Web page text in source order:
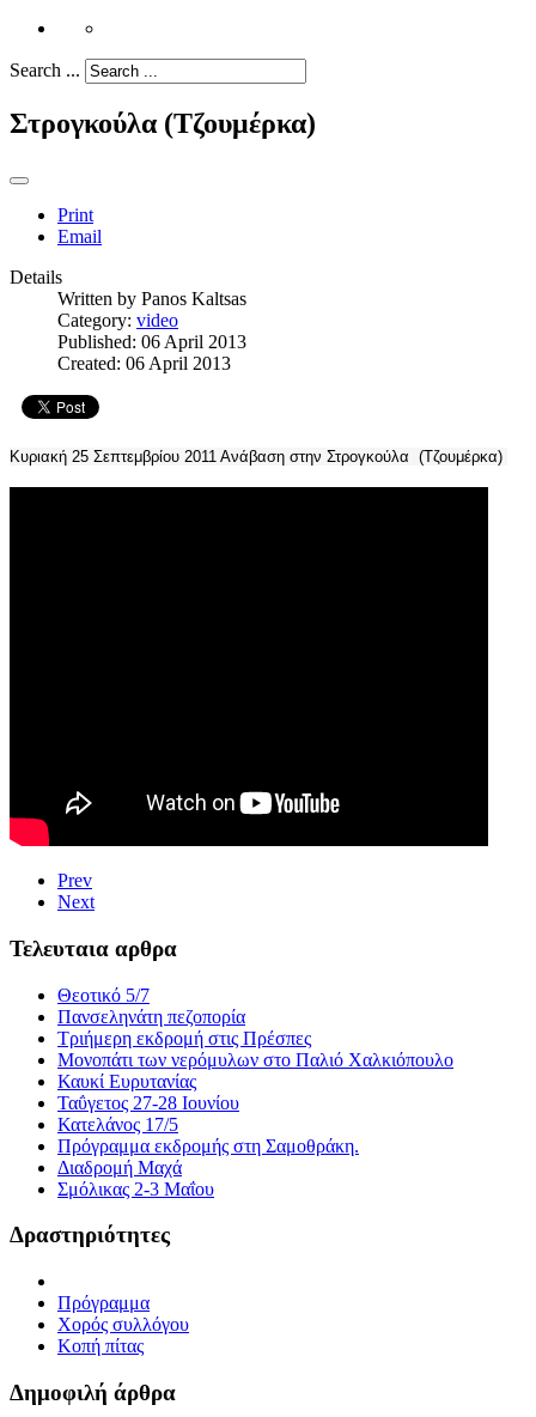
Search ...
Στρογκούλα (Τζουμέρκα)
Print
Email
Details
Written by Panos Kaltsas
Category: video
Published: 06 April 2013
Created: 06 April 2013
Κυριακή 25 Σεπτεμβρίου 2011 Ανάβαση στην Στρογκούλα (Τζουμέρκα)
Prev
Next
Τελευταια αρθρα
Θεοτικό 5/7
Πανσεληνάτη πεζοπορία
Τριήμερη εκδρομή στις Πρέσπες
Μονοπάτι των νερόμυλων στο Παλιό Χαλκιόπουλο
Καυκί Ευρυτανίας
Ταΰγετος 27-28 Ιουνίου
Κατελάνος 17/5
Πρόγραμμα εκδρομής στη Σαμοθράκη.
Διαδρομή Μαχά
Σμόλικας 2-3 Μαΐου
Δραστηριότητες
Πρόγραμμα
Χορός συλλόγου
Κοπή πίτας
Δημοφιλή άρθρα